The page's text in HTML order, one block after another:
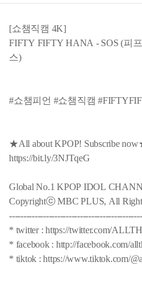
[쇼챔직캠 4K]
FIFTY FIFTY HANA - SOS (피
스)
#쇼챔피언 #쇼챔직캠
★All about KPOP! Subscribe
https://bit.ly/3NJTqeG
Global No.1 KPOP IDOL
Copyrightⓒ MBC PLUS, All
* twitter : https://twitter.com/
* facebook : http://facebook.com/
* tiktok : https://www.tiktok.com/